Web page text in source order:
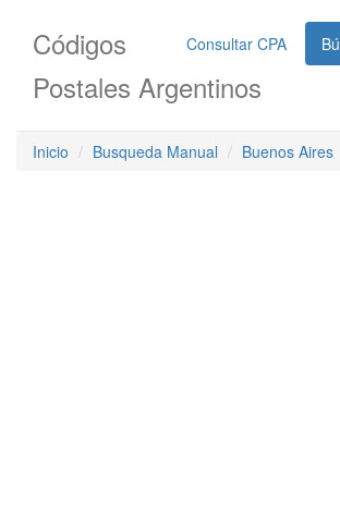
Consultar CPA
Códigos
Postales Argentinos
Inicio Busqueda Manual Buenos Aires